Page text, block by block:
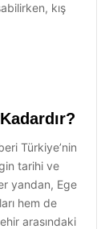
kış
Türkiye’nin
tarihi ve
yandan, Ege
hem de
arasındaki